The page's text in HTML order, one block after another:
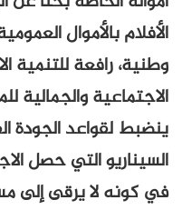
العمومية في
للتنمية الاقتصادية
والجمالية للمغاربة،
الجودة الفنية
حصل الاجماع حول
يرقى إلى مستوى